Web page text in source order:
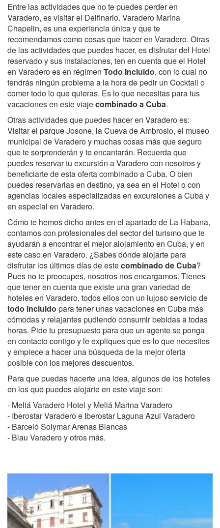
Entre las actividades que no te puedes perder en
Varadero, es visitar el Delfinario. Varadero Marina
Chapelin, es una experiencia única y que te
recomendamos como cosas que hacer en Varadero. Otras
de las actividades que puedes hacer, es disfrutar del Hotel
reservado y sus instalaciones, ten en cuenta que el Hotel
en Varadero es en régimen Todo Incluido, con lo cual no
tendrás ningún problema a la hora de pedir un Cocktail o
comer todo lo que quieras. Es lo que necesitas para tus
vacaciones en este viajecombinado a Cuba.
Otras actividades que puedes hacer en Varadero es:
Visitar el parque Josone, la Cueva de Ambrosio, el museo
municipal de Varadero y muchas cosas más que seguro
que te sorprenderán y te encantarán. Recuerda que
puedes reservar tu excursión a Varadero con nosotros y
beneficiarte de esta oferta combinado a Cuba. O bien
puedes reservarlas en destino, ya sea en el Hotel o con
agencias locales especializadas en excursiones a Cuba y
en especial en Varadero.
Cómo te hemos dicho antes en el apartado de La Habana,
contamos con profesionales del sector del turismo que te
ayudarán a encontrar el mejor alojamiento en Cuba, y en
este caso en Varadero. ¿Sabes dónde alojarte para
disfrutar los últimos días de estecombinado de Cuba?
Pues no te preocupes, nosotros nos encargamos. Tienes
que tener en cuenta que existe una gran variedad de
hoteles en Varadero, todos ellos con un lujoso servicio de
todo incluido para tener unas vacaciones en Cuba más
cómodas y relajantes pudiendo consumir bebidas a todas
horas. Pide tu presupuesto para que un agente se ponga
en contacto contigo y le expliques que es lo que necesites
y empiece a hacer una búsqueda de la mejor oferta
posible con los mejores descuentos.
Para que puedas hacerte una idea, algunos de los hoteles
en los que puedes alojarte en este viaje son:
- Meliá Varadero Hotel y Meliá Marina Varadero
- Iberostar Varadero e Iberostar Laguna Azul Varadero
- Barceló Solymar Arenas Blancas
- Blau Varadero y otros más.